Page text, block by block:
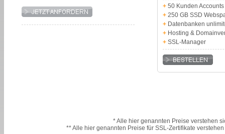
+ 50 Kunden Accounts
+ 250 GB SSD
+ Datenbanken
+ Hosting &
+ SSL-Manager
* Alle hier genannten Preise verstehen
** Alle hier genannten Preise für SSL-Zertifikate